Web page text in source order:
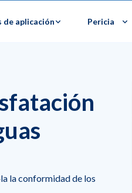
de aplicación Pericia
la conformidad de los